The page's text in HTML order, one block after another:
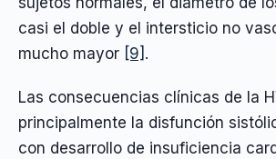
casi el doble y el intersticio no
mucho mayor [9] .
Las consecuencias clínicas de la
principalmente la disfunción
con desarrollo de insuficiencia